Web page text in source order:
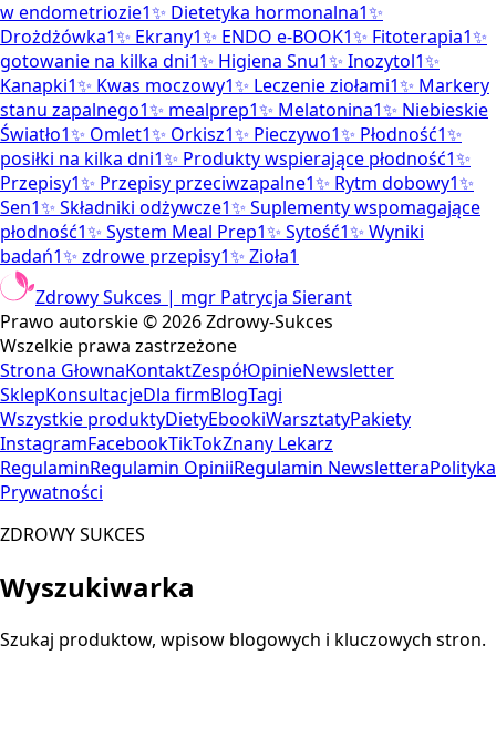
w endometriozie1✨ Dietetyka hormonalna1✨
Drożdżówka1✨ Ekrany1✨ ENDO e-BOOK1✨ Fitoterapia1✨
gotowanie na kilka dni1✨ Higiena Snu1✨ Inozytol1✨
Kanapki1✨ Kwas moczowy1✨ Leczenie ziołami1✨ Markery
stanu zapalnego1✨ mealprep1✨ Melatonina1✨ Niebieskie
Światło1✨ Omlet1✨ Orkisz1✨ Pieczywo1✨ Płodność1✨
posiłki na kilka dni1✨ Produkty wspierające płodność1✨
Przepisy1✨ Przepisy przeciwzapalne1✨ Rytm dobowy1✨
Sen1✨ Składniki odżywcze1✨ Suplementy wspomagające
płodność1✨ System Meal Prep1✨ Sytość1✨ Wyniki
badań1✨ zdrowe przepisy1✨ Zioła1
Zdrowy Sukces | mgr Patrycja Sierant
Prawo autorskie ©2026Zdrowy-Sukces
Wszelkie prawa zastrzeżone
Strona GłownaKontaktZespółOpinieNewsletter
SklepKonsultacjeDla firmBlogTagi
Wszystkie produktyDietyEbookiWarsztatyPakiety
InstagramFacebookTikTokZnany Lekarz
RegulaminRegulamin OpiniiRegulamin NewsletteraPolityka
Prywatności
ZDROWY SUKCES
Wyszukiwarka
Szukaj produktow, wpisow blogowych i kluczowych stron.